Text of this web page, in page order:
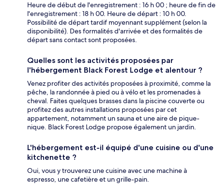
Heure de début de l'enregistrement : 16 h 00 ; heure de fin de
l'enregistrement : 18 h 00. Heure de départ : 10 h 00.
Possibilité de départ tardif moyennant supplément (selon la
disponibilité). Des formalités d'arrivée et des formalités de
départ sans contact sont proposées.
Quelles sont les activités proposées par
l'hébergement Black Forest Lodge et alentour ?
Venez profiter des activités proposées à proximité, comme la
pêche, la randonnée à pied ou à vélo et les promenades à
cheval. Faites quelques brasses dans la piscine couverte ou
profitez des autres installations proposées par cet
appartement, notamment un sauna et une aire de pique-
nique. Black Forest Lodge propose également un jardin.
L'hébergement est-il équipé d'une cuisine ou d'une
kitchenette ?
Oui, vous y trouverez une cuisine avec une machine à
espresso, une cafetière et un grille-pain.